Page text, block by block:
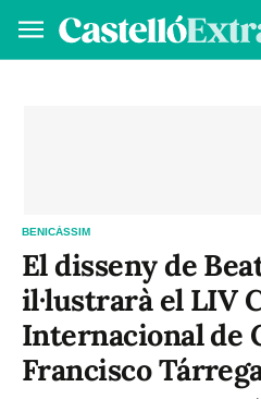
BENICÀSSIM
El disseny de
il·lustrarà el LIV
Internacional de
Francisco